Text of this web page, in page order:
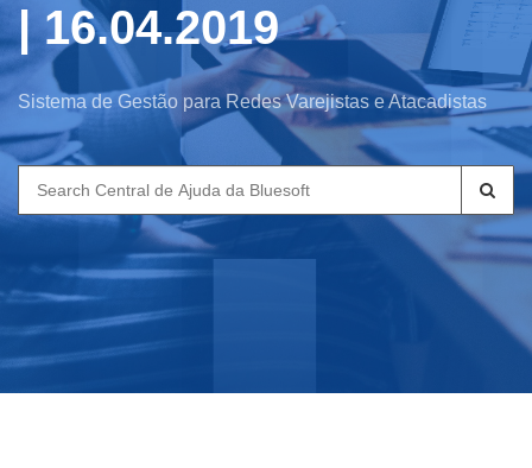
| 16.04.2019
Sistema de Gestão para Redes Varejistas e Atacadistas
Search
for: